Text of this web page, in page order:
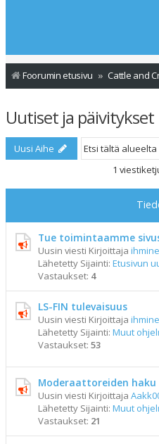
Foorumin etusivu Cattle and
Uutiset ja päivitykset
Uusi Aihe
1
Tue toimintaamme
Uusin viesti Kirjoittaja
Lähetetty Sijainti: Etusivun
Vastaukset: 4
LS-FIN tulevaisuus
Uusin viesti Kirjoittaja
Lähetetty Sijainti: Muut
Vastaukset: 53
Moderaattoreiden haku
Uusin viesti Kirjoittaja
Lähetetty Sijainti: Muut
Vastaukset: 21